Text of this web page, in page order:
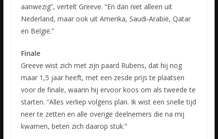
aanwezig”, vertelt Greeve. “En dan niet alleen uit
Nederland, maar ook uit Amerika, Saudi-Arabië, Qatar
en België.”
Finale
Greeve wist zich met zijn paard Rubens, dat hij nog
maar 1,5 jaar heeft, met een zesde prijs te plaatsen
voor de finale, waarin hij ervoor koos om als tweede te
starten. “Alles verliep volgens plan. Ik wist een snelle tijd
neer te zetten en alle overige deelnemers die na mij
kwamen, beten zich daarop stuk.”